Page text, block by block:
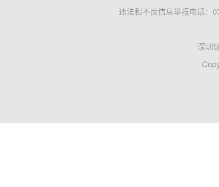
违法和不良信息举报电话：
深圳